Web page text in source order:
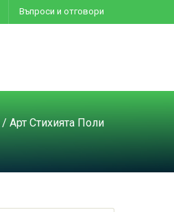
Въпроси и отговори
/ Арт Стихията Поли